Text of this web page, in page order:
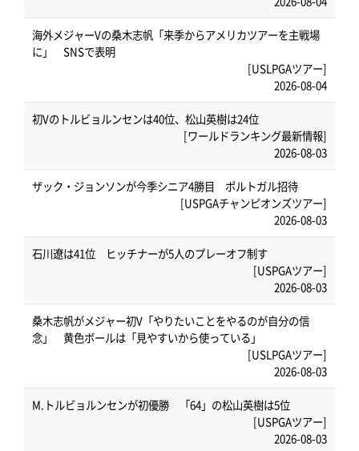
海外メジャーVの桑木志帆「来季からアメリカツアーを主戦場
に」 SNSで表明
[USLPGAツアー]
2026-08-04
初Vのトルビョルンセンは40位、松山英樹は24位
[ワールドランキング最新情報]
2026-08-03
ザック・ジョンソンが今季シニア4勝目 ポルトガル招待
[USPGAチャンピオンズツアー]
2026-08-03
石川遼は41位 ヒッチナーが5人のプレーオフ制す
[USPGAツアー]
2026-08-03
桑木志帆がメジャー初V「やりたいことをやるのが自分の信
念」 黄色ボールは「見やすいから使っている」
[USLPGAツアー]
2026-08-03
M.トルビョルンセンが初優勝 「64」の松山英樹は5位
[USPGAツアー]
2026-08-03